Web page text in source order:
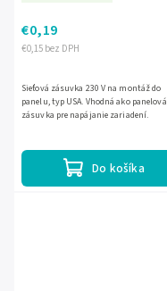
€0,15 bez DPH
€0,19
Do košíka
Sieťová zásuvka 230 V na montáž do
panelu, typ USA. Vhodná ako panelová
zásuvka pre napájanie zariadení.